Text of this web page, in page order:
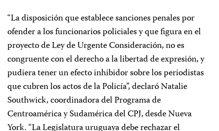
“La disposición que establece sanciones penales por
ofender a los funcionarios policiales y que figura en el
proyecto de Ley de Urgente Consideración, no es
congruente con el derecho a la libertad de expresión, y
pudiera tener un efecto inhibidor sobre los periodistas
que cubren los actos de la Policía”, declaró Natalie
Southwick, coordinadora del Programa de
Centroamérica y Sudamérica del CPJ, desde Nueva